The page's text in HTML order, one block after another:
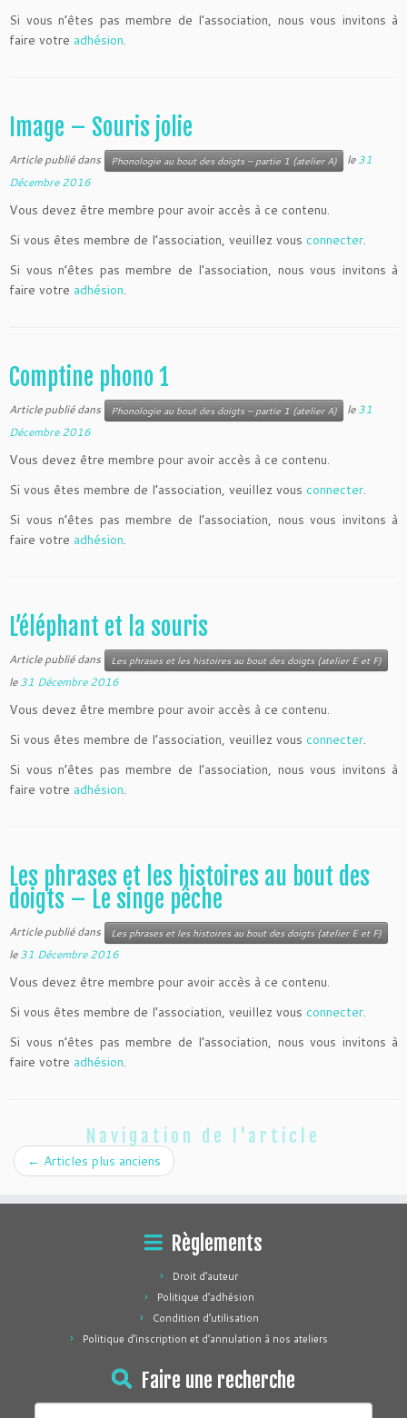
Si vous n’êtes pas membre de l’association, nous vous invitons à
faire votre adhésion.
Image – Souris jolie
Article publié dans Phonologie au bout des doigts – partie 1 (atelier A) le31
Décembre 2016
Vous devez être membre pour avoir accès à ce contenu.
Si vous êtes membre de l’association, veuillez vous connecter.
Si vous n’êtes pas membre de l’association, nous vous invitons à
faire votre adhésion.
Comptine phono 1
Article publié dans Phonologie au bout des doigts – partie 1 (atelier A) le31
Décembre 2016
Vous devez être membre pour avoir accès à ce contenu.
Si vous êtes membre de l’association, veuillez vous connecter.
Si vous n’êtes pas membre de l’association, nous vous invitons à
faire votre adhésion.
L’éléphant et la souris
Article publié dans Les phrases et les histoires au bout des doigts (atelier E et F)
le31 Décembre 2016
Vous devez être membre pour avoir accès à ce contenu.
Si vous êtes membre de l’association, veuillez vous connecter.
Si vous n’êtes pas membre de l’association, nous vous invitons à
faire votre adhésion.
Les phrases et les histoires au bout des
doigts – Le singe pêche
Article publié dans Les phrases et les histoires au bout des doigts (atelier E et F)
le31 Décembre 2016
Vous devez être membre pour avoir accès à ce contenu.
Si vous êtes membre de l’association, veuillez vous connecter.
Si vous n’êtes pas membre de l’association, nous vous invitons à
faire votre adhésion.
Navigation de l'article
← Articles plus anciens
Règlements
Droit d’auteur
Politique d’adhésion
Condition d’utilisation
Politique d’inscription et d’annulation à nos ateliers
Faire une recherche
Rechercher :